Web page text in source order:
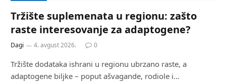
Tržište suplemenata u regionu: zašto
raste interesovanje za adaptogene?
Dagi 4. avgust 2026. 0
Tržište dodataka ishrani u regionu ubrzano raste, a
adaptogene biljke – poput ašvagande, rodiole i…